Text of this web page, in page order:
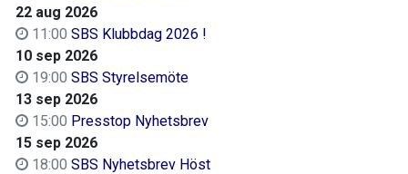
22 aug 2026
11:00 SBS Klubbdag 2026 !
10 sep 2026
19:00 SBS Styrelsemöte
13 sep 2026
15:00 Presstop Nyhetsbrev
15 sep 2026
18:00 SBS Nyhetsbrev Höst